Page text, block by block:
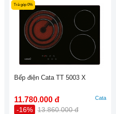
Trả góp 0%
Bếp điện Cata TT 5003 X
11.780.000 đ
-16% 13.860.000 đ
Cata